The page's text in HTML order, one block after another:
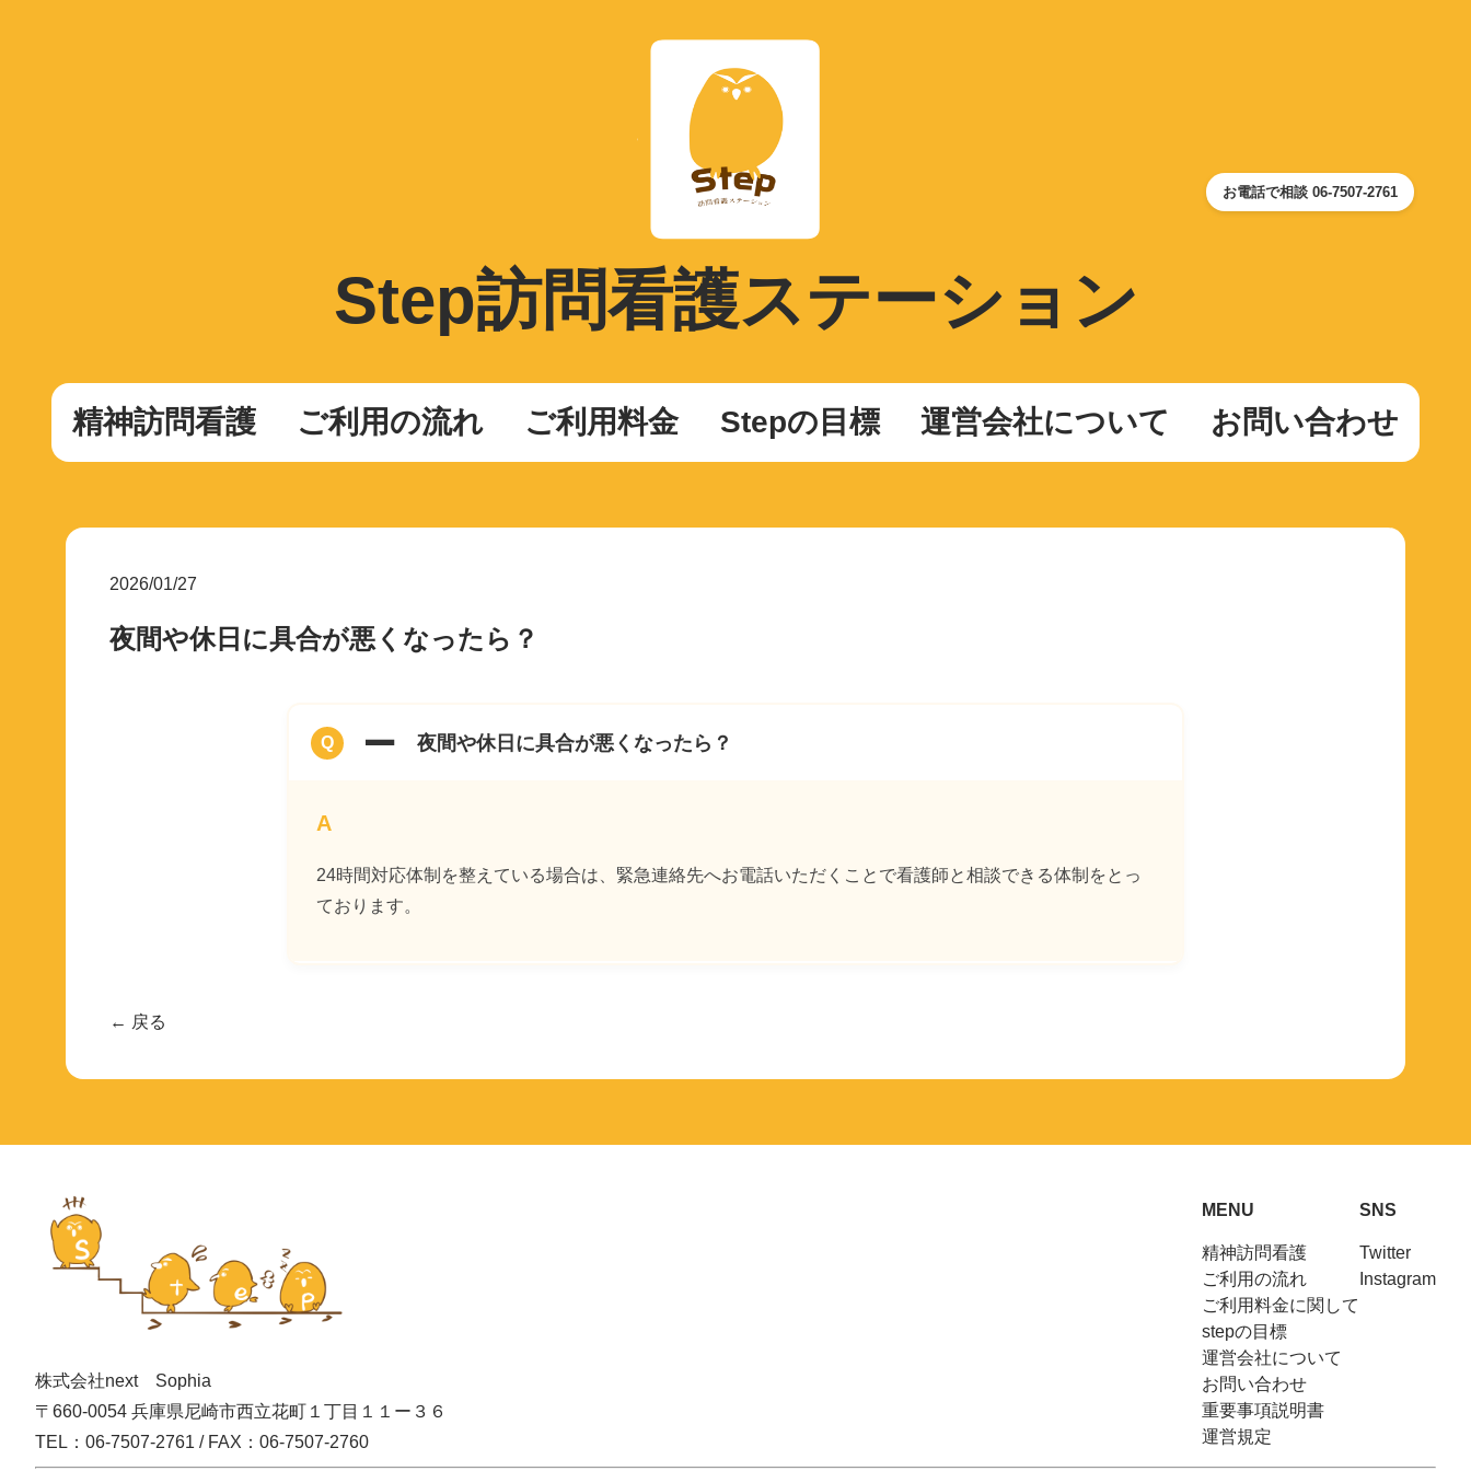
Step訪問看護ステーション
お電話で相談 06-7507-2761
精神訪問看護 ご利用の流れ ご利用料金 Stepの目標 運営会社について お問い合わせ
2026/01/27
夜間や休日に具合が悪くなったら？
A 夜間や休日に具合が悪くなったら？
24時間対応体制を整えている場合は、緊急連絡先へお電話いただくことで看護師と相談できる体制をとっ
ております。
← 戻る
株式会社next Sophia
〒660-0054 兵庫県尼崎市西立花町１丁目１１ー３６
TEL：06-7507-2761 / FAX：06-7507-2760
MENU
精神訪問看護
ご利用の流れ
ご利用料金に関して
stepの目標
運営会社について
お問い合わせ
重要事項説明書
運営規定
SNS
Twitter
Instagram